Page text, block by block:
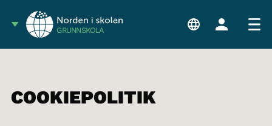
GRUNNSKOLA
COOKIEPOLITIK